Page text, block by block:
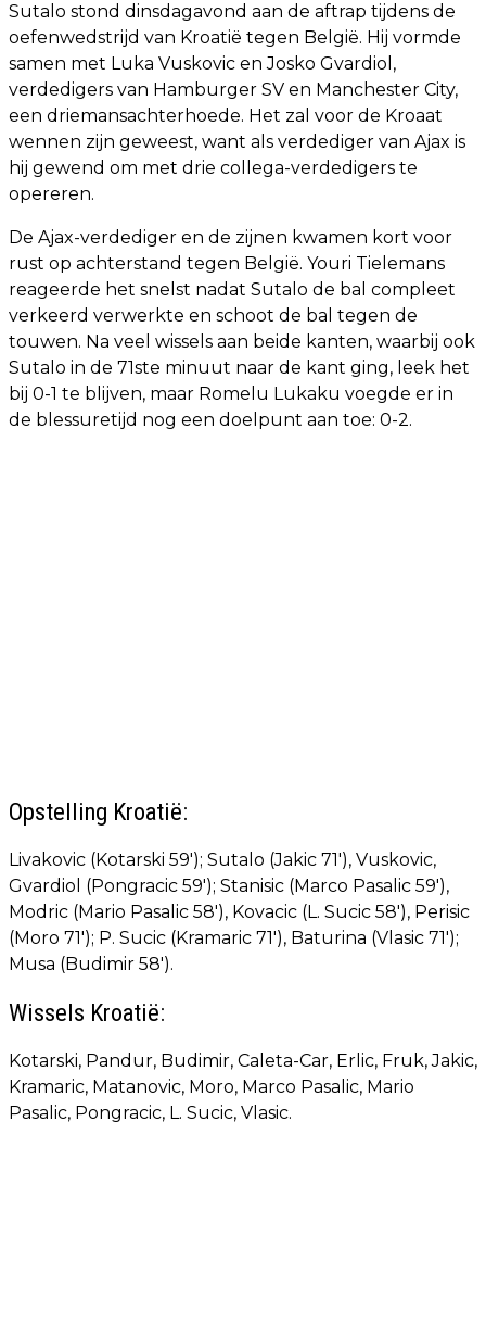
Sutalo stond dinsdagavond aan de aftrap tijdens de
oefenwedstrijd van Kroatië tegen België. Hij vormde
samen met Luka Vuskovic en Josko Gvardiol,
verdedigers van Hamburger SV en Manchester City,
een driemansachterhoede. Het zal voor de Kroaat
wennen zijn geweest, want als verdediger van Ajax is
hij gewend om met drie collega-verdedigers te
opereren.
De Ajax-verdediger en de zijnen kwamen kort voor
rust op achterstand tegen België. Youri Tielemans
reageerde het snelst nadat Sutalo de bal compleet
verkeerd verwerkte en schoot de bal tegen de
touwen. Na veel wissels aan beide kanten, waarbij ook
Sutalo in de 71ste minuut naar de kant ging, leek het
bij 0-1 te blijven, maar Romelu Lukaku voegde er in
de blessuretijd nog een doelpunt aan toe: 0-2.
Opstelling Kroatië:
Livakovic (Kotarski 59'); Sutalo (Jakic 71'), Vuskovic,
Gvardiol (Pongracic 59'); Stanisic (Marco Pasalic 59'),
Modric (Mario Pasalic 58'), Kovacic (L. Sucic 58'), Perisic
(Moro 71'); P. Sucic (Kramaric 71'), Baturina (Vlasic 71');
Musa (Budimir 58').
Wissels Kroatië:
Kotarski, Pandur, Budimir, Caleta-Car, Erlic, Fruk, Jakic,
Kramaric, Matanovic, Moro, Marco Pasalic, Mario
Pasalic, Pongracic, L. Sucic, Vlasic.